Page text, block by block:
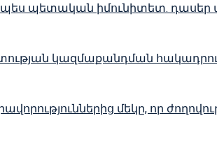
պետական իմունիտետ. դասեր
կազմաքանդման
մեկը, որ